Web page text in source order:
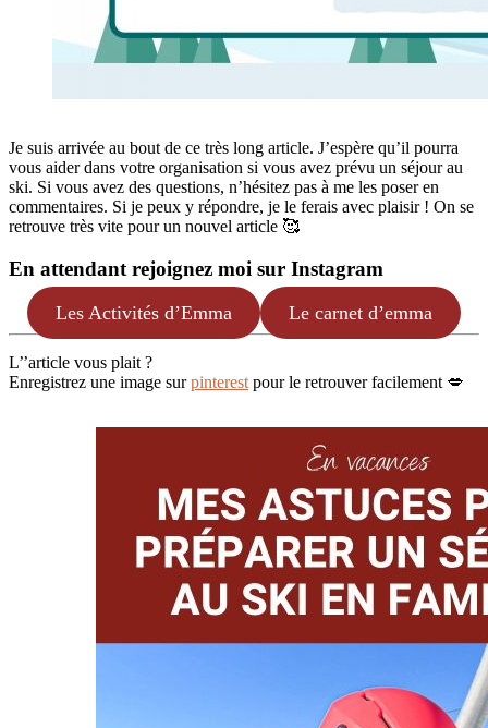
Je suis arrivée au bout de ce très long article. J’espère qu’il pourra
vous aider dans votre organisation si vous avez prévu un séjour au
ski. Si vous avez des questions, n’hésitez pas à me les poser en
commentaires. Si je peux y répondre, je le ferais avec plaisir ! On se
retrouve très vite pour un nouvel article 🥰
En attendant rejoignez moi sur Instagram
Les Activités d’Emma Le carnet d’emma
L’’article vous plait ?
Enregistrez une image surpinterest pour le retrouver facilement 💋